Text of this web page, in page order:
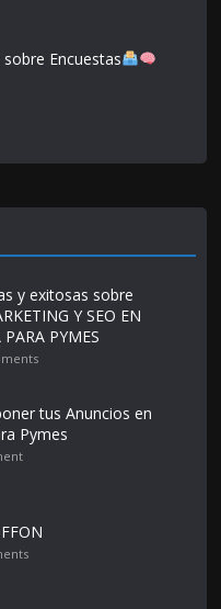
sobre Encuestas
y exitosas sobre
Y SEO EN
PYMES
tus Anuncios en
Pymes